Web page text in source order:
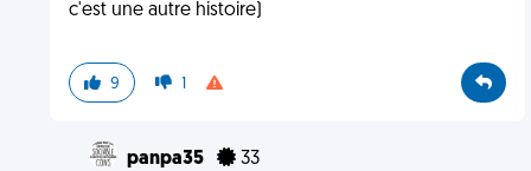
c'est une autre histoire)
9 1
panpa35 33